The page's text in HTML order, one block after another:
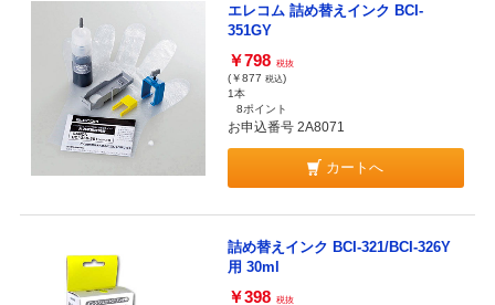
エレコム 詰め替えインク BCI-
351GY
￥798 税抜
(￥877 税込)
1本
8ポイント
お申込番号 2A8071
カートへ
詰め替えインク BCI-321/BCI-326Y
用 30ml
￥398 税抜